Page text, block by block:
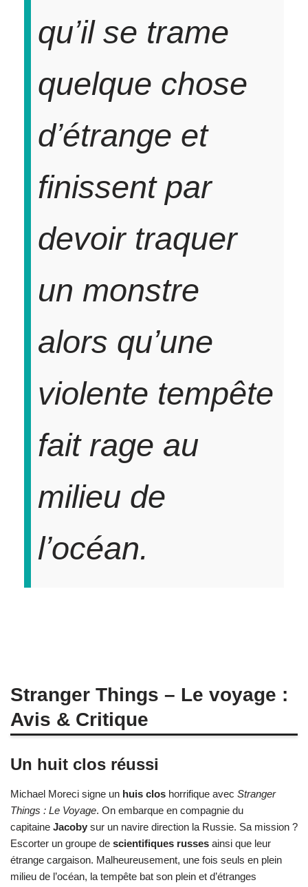
qu’il se trame
quelque chose
d’étrange et
finissent par
devoir traquer
un monstre
alors qu’une
violente tempête
fait rage au
milieu de
l’océan.
Stranger Things – Le voyage :
Avis & Critique
Un huit clos réussi
Michael Moreci signe un huis clos horrifique avec Stranger
Things : Le Voyage. On embarque en compagnie du
capitaine Jacoby sur un navire direction la Russie. Sa mission ?
Escorter un groupe de scientifiques russes ainsi que leur
étrange cargaison. Malheureusement, une fois seuls en plein
milieu de l’océan, la tempête bat son plein et d’étranges